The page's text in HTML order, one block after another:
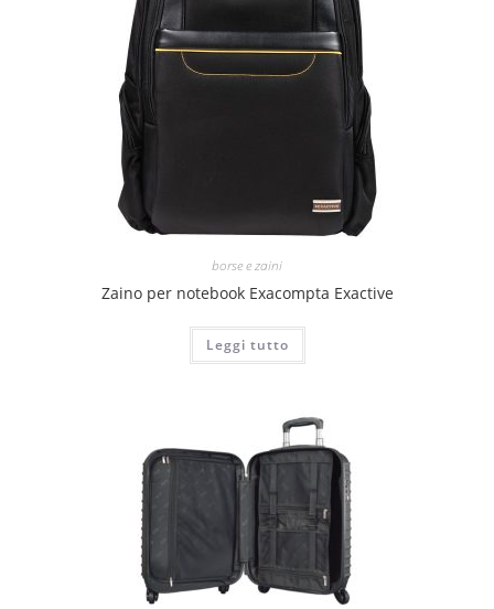
borse e zaini
Zaino per notebook Exacompta Exactive
Leggi tutto